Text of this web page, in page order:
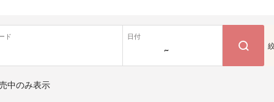
ド 日付
~
中のみ表示